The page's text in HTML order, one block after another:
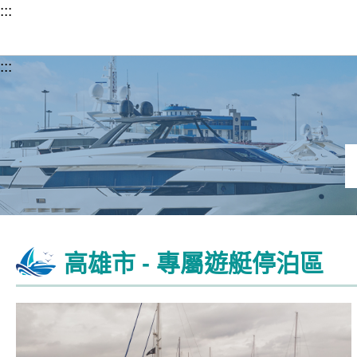
跳至主要內容
:::
:::
高雄市 - 專屬遊艇停泊區